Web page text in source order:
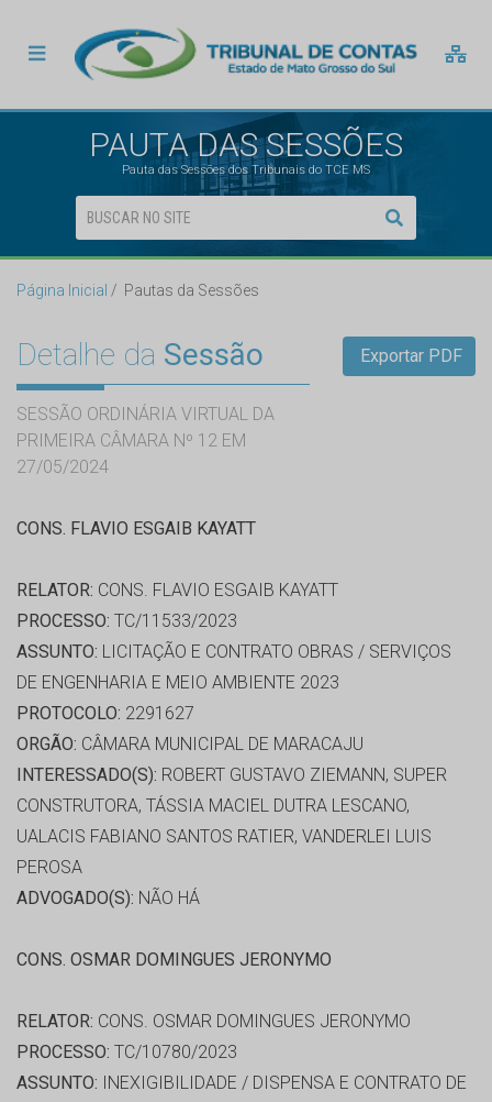
PAUTA DAS SESSÕES
Pauta das Sessões dos Tribunais do TCE MS
Página Inicial Pautas da Sessões
Detalhe da Sessão
SESSÃO ORDINÁRIA VIRTUAL DA
PRIMEIRA CÂMARA Nº 12 EM
27/05/2024
Exportar PDF
CONS. FLAVIO ESGAIB KAYATT
RELATOR: CONS. FLAVIO ESGAIB KAYATT
PROCESSO: TC/11533/2023
ASSUNTO: LICITAÇÃO E CONTRATO OBRAS / SERVIÇOS
DE ENGENHARIA E MEIO AMBIENTE 2023
PROTOCOLO: 2291627
ORGÃO: CÂMARA MUNICIPAL DE MARACAJU
INTERESSADO(S): ROBERT GUSTAVO ZIEMANN, SUPER
CONSTRUTORA, TÁSSIA MACIEL DUTRA LESCANO,
UALACIS FABIANO SANTOS RATIER, VANDERLEI LUIS
PEROSA
ADVOGADO(S): NÃO HÁ
CONS. OSMAR DOMINGUES JERONYMO
RELATOR: CONS. OSMAR DOMINGUES JERONYMO
PROCESSO: TC/10780/2023
ASSUNTO: INEXIGIBILIDADE / DISPENSA E CONTRATO DE